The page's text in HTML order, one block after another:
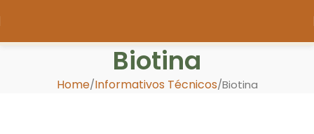
Biotina
Home Informativos Técnicos Biotina